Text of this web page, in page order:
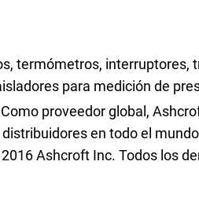
termómetros, interruptores,
para medición de
proveedor global,
en todo el
Ashcroft Inc. Todos los